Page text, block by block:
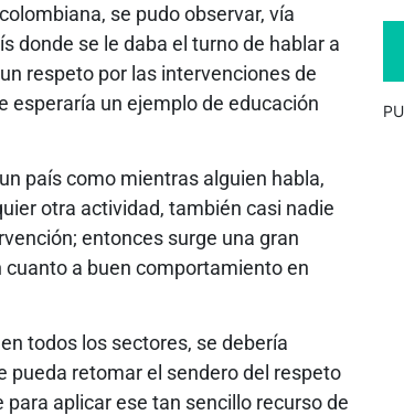
se pudo observar, vía
donde se le daba el turno de hablar a
respeto por las intervenciones de
esperaría un ejemplo de educación
país como mientras alguien habla,
otra actividad, también casi nadie
entonces surge una gran
a buen comportamiento en
todos los sectores, se debería
pueda retomar el sendero del respeto
aplicar ese tan sencillo recurso de